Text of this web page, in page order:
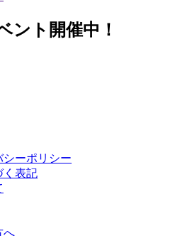
ント開催中！
ーポリシー
く表記
へ